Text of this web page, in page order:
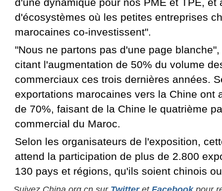
d'écosystèmes où les petites entreprises
marocaines co-investissent".
"Nous ne partons pas d'une page
citant l'augmentation de 50% du volume
commerciaux ces trois dernières années.
exportations marocaines vers la Chine ont
de 70%, faisant de la Chine le quatrième
commercial du Maroc.
Selon les organisateurs de l'exposition,
attend la participation de plus de 2.800
130 pays et régions, qu'ils soient chinois